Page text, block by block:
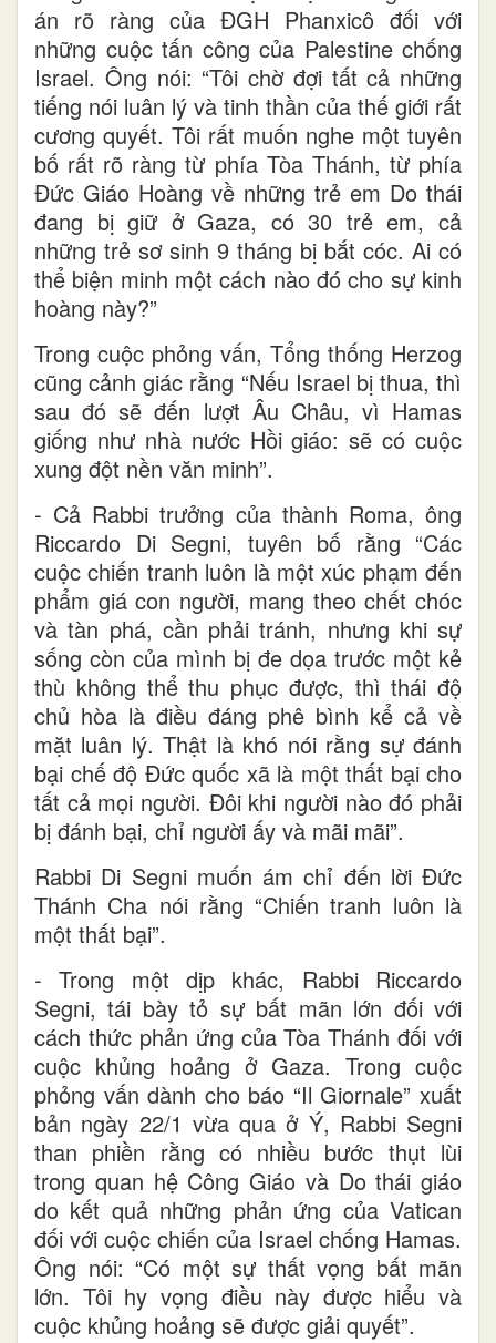
án rõ ràng của ĐGH Phanxicô đối với
những cuộc tấn công của Palestine chống
Israel. Ông nói: “Tôi chờ đợi tất cả những
tiếng nói luân lý và tinh thần của thế giới rất
cương quyết. Tôi rất muốn nghe một tuyên
bố rất rõ ràng từ phía Tòa Thánh, từ phía
Đức Giáo Hoàng về những trẻ em Do thái
đang bị giữ ở Gaza, có 30 trẻ em, cả
những trẻ sơ sinh 9 tháng bị bắt cóc. Ai có
thể biện minh một cách nào đó cho sự kinh
hoàng này?”
Trong cuộc phỏng vấn, Tổng thống Herzog
cũng cảnh giác rằng “Nếu Israel bị thua, thì
sau đó sẽ đến lượt Âu Châu, vì Hamas
giống như nhà nước Hồi giáo: sẽ có cuộc
xung đột nền văn minh”.
- Cả Rabbi trưởng của thành Roma, ông
Riccardo Di Segni, tuyên bố rằng “Các
cuộc chiến tranh luôn là một xúc phạm đến
phẩm giá con người, mang theo chết chóc
và tàn phá, cần phải tránh, nhưng khi sự
sống còn của mình bị đe dọa trước một kẻ
thù không thể thu phục được, thì thái độ
chủ hòa là điều đáng phê bình kể cả về
mặt luân lý. Thật là khó nói rằng sự đánh
bại chế độ Đức quốc xã là một thất bại cho
tất cả mọi người. Đôi khi người nào đó phải
bị đánh bại, chỉ người ấy và mãi mãi”.
Rabbi Di Segni muốn ám chỉ đến lời Đức
Thánh Cha nói rằng “Chiến tranh luôn là
một thất bại”.
- Trong một dịp khác, Rabbi Riccardo
Segni, tái bày tỏ sự bất mãn lớn đối với
cách thức phản ứng của Tòa Thánh đối với
cuộc khủng hoảng ở Gaza. Trong cuộc
phỏng vấn dành cho báo “Il Giornale” xuất
bản ngày 22/1 vừa qua ở Ý, Rabbi Segni
than phiền rằng có nhiều bước thụt lùi
trong quan hệ Công Giáo và Do thái giáo
do kết quả những phản ứng của Vatican
đối với cuộc chiến của Israel chống Hamas.
Ông nói: “Có một sự thất vọng bất mãn
lớn. Tôi hy vọng điều này được hiểu và
cuộc khủng hoảng sẽ được giải quyết”.